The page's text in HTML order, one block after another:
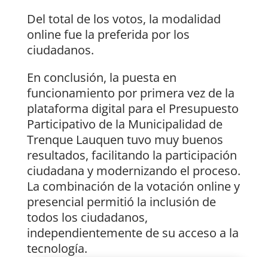
Del total de los votos, la modalidad
online fue la preferida por los
ciudadanos.
En conclusión, la puesta en
funcionamiento por primera vez de la
plataforma digital para el Presupuesto
Participativo de la Municipalidad de
Trenque Lauquen tuvo muy buenos
resultados, facilitando la participación
ciudadana y modernizando el proceso.
La combinación de la votación online y
presencial permitió la inclusión de
todos los ciudadanos,
independientemente de su acceso a la
tecnología.